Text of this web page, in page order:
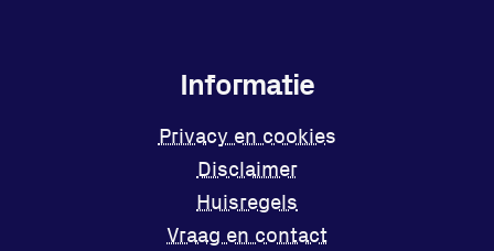
Informatie
Privacy en cookies
Disclaimer
Huisregels
Vraag en contact